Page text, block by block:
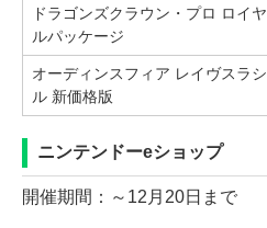
ドラゴンズクラウン・プロ ロイヤ
ルパッケージ
オーディンスフィア レイヴスラシ
ル 新価格版
ニンテンドーeショップ
開催期間：～12月20日まで